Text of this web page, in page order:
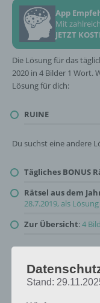
App
Mit
JETZT
Die Lösung für das
2020 in 4 Bilder 1 Wort.
Lösung für dich:
RUINE
Du suchst eine andere
Tägliches BONUS
Rätsel aus dem
28.7.2019, als
Zur Übersicht:4
Stand: